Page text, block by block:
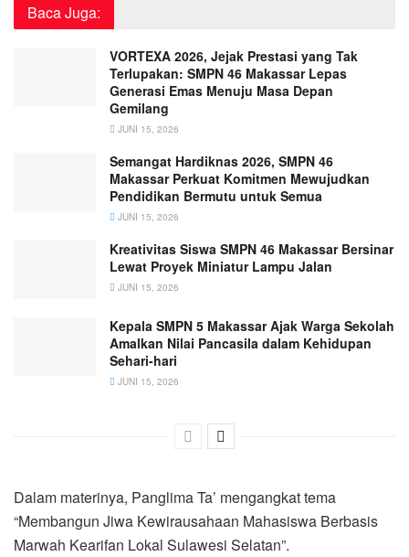
Baca Juga:
VORTEXA 2026, Jejak Prestasi yang Tak
Terlupakan: SMPN 46 Makassar Lepas
Generasi Emas Menuju Masa Depan
Gemilang
JUNI 15, 2026
Semangat Hardiknas 2026, SMPN 46
Makassar Perkuat Komitmen Mewujudkan
Pendidikan Bermutu untuk Semua
JUNI 15, 2026
Kreativitas Siswa SMPN 46 Makassar Bersinar
Lewat Proyek Miniatur Lampu Jalan
JUNI 15, 2026
Kepala SMPN 5 Makassar Ajak Warga Sekolah
Amalkan Nilai Pancasila dalam Kehidupan
Sehari-hari
JUNI 15, 2026
Dalam materinya, Panglima Ta’ mengangkat tema
“Membangun Jiwa Kewirausahaan Mahasiswa Berbasis
Marwah Kearifan Lokal Sulawesi Selatan”.